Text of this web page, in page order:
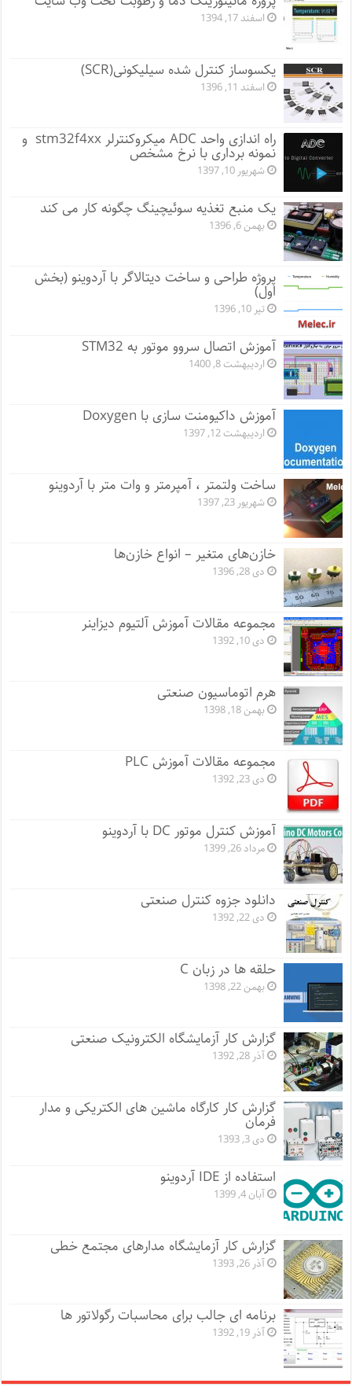
اسفند 17, 1394
یکسوساز کنترل شده سیلیکونی(SCR)
اسفند 11, 1396
راه اندازی واحد ADC میکروکنترلر stm32f4xx و
نمونه برداری با نرخ مشخص
شهریور 10, 1397
یک منبع تغذیه سوئیچینگ چگونه کار می کند
بهمن 6, 1396
پروژه طراحی و ساخت دیتالاگر با آردوینو (بخش
اول)
تیر 10, 1396
آموزش اتصال سروو موتور به STM32
اردیبهشت 8, 1400
آموزش داکیومنت سازی با Doxygen
اردیبهشت 12, 1397
ساخت ولتمتر ، آمپرمتر و وات متر با آردوینو
شهریور 23, 1397
خازن‌های متغیر – انواع خازن‌ها
دی 28, 1396
مجموعه مقالات آموزش آلتیوم دیزاینر
دی 10, 1392
هرم اتوماسیون صنعتی
بهمن 18, 1398
مجموعه مقالات آموزش PLC
دی 23, 1392
آموزش کنترل موتور DC با آردوینو
مرداد 26, 1399
دانلود جزوه کنترل صنعتی
دی 22, 1392
حلقه ها در زبان C
بهمن 22, 1398
گزارش کار آزمایشگاه الکترونیک صنعتی
آذر 28, 1392
گزارش کار کارگاه ماشین های الکتریکی و مدار
فرمان
دی 3, 1393
استفاده از IDE آردوینو
آبان 4, 1399
گزارش کار آزمایشگاه مدارهای مجتمع خطی
آذر 26, 1393
برنامه ای جالب برای محاسبات رگولاتور ها
آذر 19, 1392